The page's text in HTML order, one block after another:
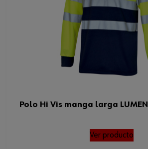
Polo Hi Vis manga larga LUMEN
Ver producto